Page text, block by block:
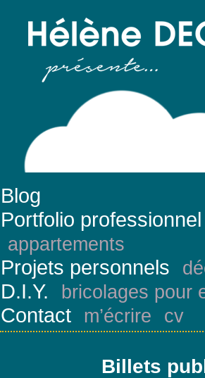
Blog
Portfolio professionnel
appartements
Projets personnels
D.I.Y. bricolages pour
Contact m’écrire cv
Billets